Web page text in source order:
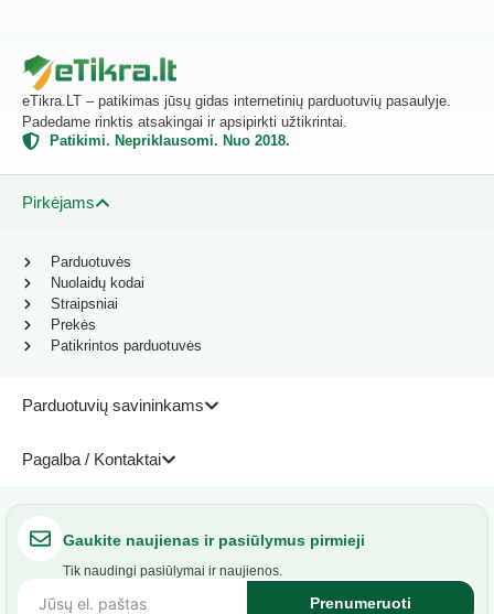
eTikra.LT – patikimas jūsų gidas internetinių parduotuvių pasaulyje.
Padedame rinktis atsakingai ir apsipirkti užtikrintai.
Patikimi. Nepriklausomi. Nuo 2018.
Pirkėjams
Parduotuvių savininkams
Pagalba / Kontaktai
Parduotuvės
Nuolaidų kodai
Straipsniai
Prekės
Patikrintos parduotuvės
Gaukite naujienas ir pasiūlymus pirmieji
Tik naudingi pasiūlymai ir naujienos.
Prenumeruoti